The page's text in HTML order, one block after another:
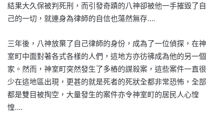
結果大久保被判死刑，而引發奇蹟的八神卻被他一手摧毀了自
己的一切，就連身為律師的自信也蕩然無存….
三年後，八神放棄了自己律師的身份，成為了一位偵探，在神
室町中面對著各式各樣的人們，這地方亦彷彿成為他的另一個
家。然而，神室町突然發生了多樁的謀殺案，這些案件一直很
少在這地區出現，更甚的就是死者的死狀全都非常恐怖，全部
都是雙目被掏空，大量發生的案件亦令神室町的居民人心惶
惶….